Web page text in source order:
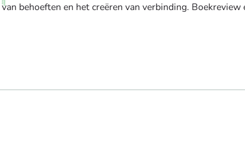
van behoeften en het creëren van verbinding.